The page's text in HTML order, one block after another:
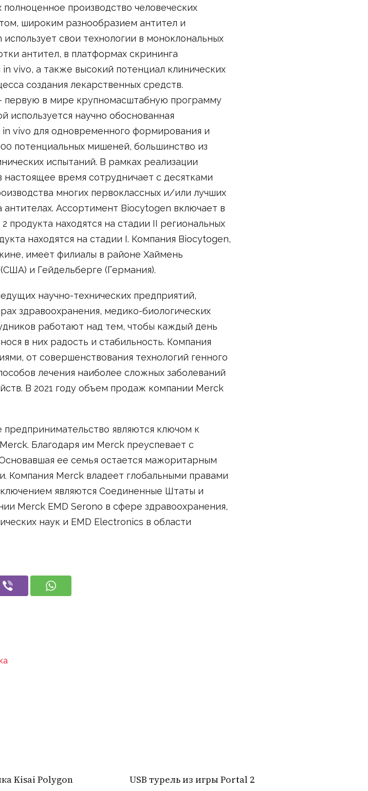
производство человеческих
широким разнообразием антител и
свои технологии в моноклональных
антител, в платформах скрининга
vivo, а также высокий потенциал клинических
создания лекарственных средств.
первую в мире крупномасштабную программу
используется научно обоснованная
vivo для одновременного формирования и
потенциальных мишеней, большинство из
испытаний. В рамках реализации
время сотрудничает с десятками
многих первоклассных и/или лучших
антителах. Ассортимент Biocytogen включает в
продукта находятся на стадии II региональных
находятся на стадии I. Компания Biocytogen,
имеет филиалы в районе Хаймень
и Гейдельберге (Германия).
научно-технических предприятий,
здравоохранения, медико-биологических
работают над тем, чтобы каждый день
в них радость и стабильность. Компания
от совершенствования технологий генного
лечения наиболее сложных заболеваний
В 2021 году объем продаж компании Merck
являются ключом к
Благодаря им Merck преуспевает с
ее семья остается мажоритарным
Компания Merck владеет глобальными правами
являются Соединенные Штаты и
Merck EMD Serono в сфере здравоохранения,
наук и EMD Electronics в области
Kisai Polygon USB турель из игры Portal 2